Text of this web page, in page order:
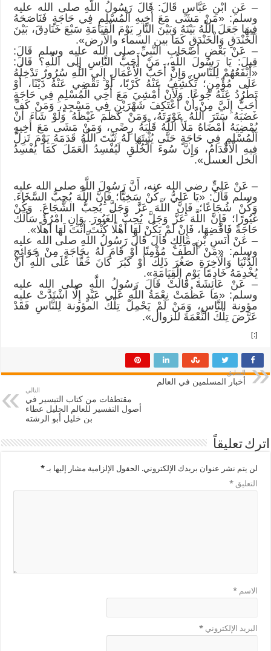
– عَنِ ابْنِ عَبَّاسٍ قَالَ: قَالَ رَسُولُ اللَّهِ صلى الله عليه
وسلم: «مَنْ مَشَى مَعَ أَخِيهِ الْمُسْلِمِ فِي حَاجَةٍ فَنَاصَحَهُ
فِيهَا جَعَلَ اللَّهُ بَيْنَهُ وَبَيْنَ النَّارِ يَوْمَ الْقِيَامَةِ سَبْعَ خَنَادِقَ، بَيْنَ
الْخَنْدَقِ وَالْخَنْدَقِ كَمَا بين السماء والأرض».
– عَنْ بَعْضِ أَصْحَابِ النَّبِيِّ صلى الله عليه وسلم قَالَ:
قِيلَ: يَا رَسُولَ اللَّهِ، مَنْ أَحَبُّ النَّاسِ إِلَى اللَّهِ؟ قَالَ:
«أَنْفَعُهُمْ لِلنَّاسِ. وَإِنَّ أَحَبَّ الْأَعْمَالِ إِلَى اللَّهِ سُرُورٌ تَدْخِلُهُ
عَلَى مُؤْمِنٍ؛ تَكْشِفُ عَنْهُ كَرْبًا، أَوْ تَقْضِي عَنْهُ دَيْنًا، أَوْ
تَطْرُدُ عَنْهُ جُوعًا. وَلَأَنْ أَمْشِيَ مَعَ أَخِي الْمُسْلِمِ فِي حَاجَةٍ
أَحَبُّ إِلَيَّ مِنْ أَنْ أَعْتَكِفَ شَهْرَيْنِ فِي مَسْجِدٍ، وَمَنْ كَفَّ
غَضَبَهُ سَتَرَ اللَّهُ عَوْرَتَهُ، وَمَنْ كَظَمَ غَيْظَهُ وَلَوْ شَاءَ أَنْ
يُمْضِيَهُ أَمْضَاهُ مَلَأَ اللَّهُ قَلْبَهُ رِضًى، وَمَنْ مَشَى مَعَ أَخِيهِ
الْمُسْلِمِ فِي حَاجَةٍ حَتَّى يُثْبِتَهَا لَهُ ثَبَّتَ اللَّهُ قَدَمَهُ يَوْمَ تَزِلُّ
فِيهِ الْأَقْدَامُ، وَإِنَّ سُوءَ الْخُلُقِ لَيُفْسِدُ الْعَمَلَ كَمَا يُفْسِدُ
الخل العسل».
– عَنْ عَلِيٍّ رضي الله عنه، أَنَّ رَسُولَ اللَّهِ صلى الله عليه
وسلم قَالَ: «يَا عَلِيُّ ، كُنْ سَخِيًّا؛ فَإِنَّ اللَّهَ يُحِبُّ السَّخَاءَ.
وَكُنْ شُجَاعًا؛ فَإِنَّ اللَّهَ عَزَّ وَجَلَّ يُحِبُّ الشُّجَاعَ. وَكُنْ
غَيُورًا؛ فَإِنَّ اللَّهَ عَزَّ وَجَلَّ يُحِبُّ الْغَيُورَ. وَإِنِ امْرُؤٌ سَأَلَكَ
حَاجَةً فَاقْضِهَا، فَإِنْ لَمْ يَكُنْ لَهَا أَهْلًا كُنْتَ أَنْتَ لَهَا أهلًا».
– عَنْ أَنَسِ بْنِ مَالِكٍ قَالَ قَالَ رَسُولُ اللَّهِ صلى الله عليه
وسلم: «مَنْ أَلْطَفَ مُؤْمِنًا أَوْ قَامَ لَهُ بِحَاجَةٍ مِنْ حَوَائِجِ
الدُّنْيَا وَالْآخِرَةِ صَغُرَ ذَلِكَ أَوْ كَبُرَ كَانَ حَقًّا عَلَى اللَّهِ أَنْ
يُخْدِمَهُ خَادِمًا يَوْمِ الْقِيَامَةِ».
– عَنْ عَائِشَةَ قَالَتْ قَالَ رَسُولُ اللَّهِ صلى الله عليه
وسلم: «مَا عَظُمَتْ نِعْمَةُ اللَّهِ عَلَى عَبْدٍ إِلَّا اشْتَدَّتْ عليه
مؤونة النَّاسِ، وَمَنْ لَمْ يَحْمِلْ تِلْكَ المؤونة لِلنَّاسِ فَقَدْ
عَرَّضَ تِلْكَ النِّعْمَةَ للزوال».
[:]
السابق
أخبار المسلمين في العالم
التالي
مقتطفات من كتاب التيسير في
أصول التفسير للعالم الجليل عطاء
بن خليل أبو الرشته
اترك تعليقاً
لن يتم نشر عنوان بريدك الإلكتروني. الحقول الإلزامية مشار إليها بـ*
التعليق*
الاسم*
البريد الإلكتروني*